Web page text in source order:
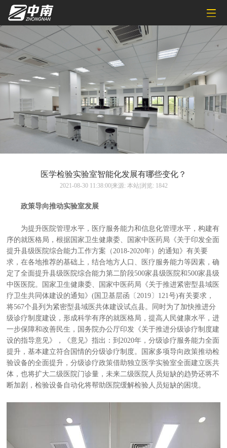
医学检验实验室智能化发展有哪些变化？
2021-08-30 11:38:00|来源: 本站|浏览: 1842
政策导向推动实验室发展
为提升医院管理水平，医疗服务能力和信息化管理水平，构建有
序的就医格局，根据国家卫生健康委、国家中医药局《关于印发全面
提升县级医院综合能力工作方案（2018-2020年）的通知》有关要
求，在各地推荐的基础上，结合地方人口、医疗服务能力等因素，确
定了全面提升县级医院综合能力第二阶段500家县级医院和500家县级
中医医院。国家卫生健康委、国家中医药局《关于推进紧密型县域医
疗卫生共同体建设的通知》(国卫基层函〔2019〕121号)有关要求，
将567个县列为紧密型县域医共体建设试点县。同时为了加快推进分
级诊疗制度建设，形成科学有序的就医格局，提高人民健康水平，进
一步保障和改善民生，国务院办公厅印发《关于推进分级诊疗制度建
设的指导意见》，《意见》指出：到2020年，分级诊疗服务能力全面
提升，基本建立符合国情的分级诊疗制度。国家多项导向政策推动检
验设备的全面提升，分级诊疗政策借助独立医学实验室全面建立医共
体，也将扩大二级医院门诊量，未来二级医院人员短缺的趋势还将不
断加剧，检验设备自动化将帮助医院缓解检验人员短缺的困境。